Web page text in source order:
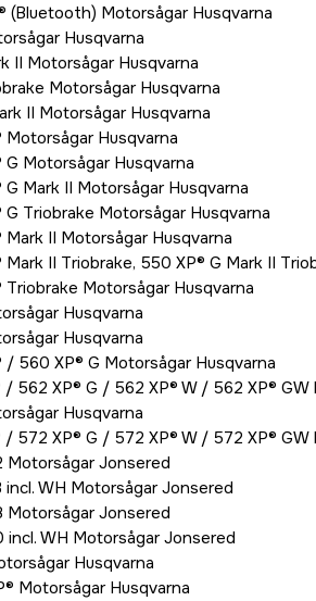
(Bluetooth) Motorsågar Husqvarna
Husqvarna
II Motorsågar Husqvarna
Motorsågar Husqvarna
II Motorsågar Husqvarna
Motorsågar Husqvarna
G Motorsågar Husqvarna
G Mark II Motorsågar Husqvarna
G Triobrake Motorsågar Husqvarna
Mark II Motorsågar Husqvarna
Mark II Triobrake, 550 XP® G Mark II
Triobrake Motorsågar Husqvarna
Husqvarna
Husqvarna
/ 560 XP® G Motorsågar Husqvarna
/ 562 XP® G / 562 XP® W / 562 XP®
Husqvarna
/ 572 XP® G / 572 XP® W / 572 XP®
Motorsågar Jonsered
incl. WH Motorsågar Jonsered
Motorsågar Jonsered
incl. WH Motorsågar Jonsered
Husqvarna
Motorsågar Husqvarna